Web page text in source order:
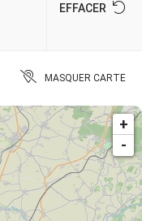
EFFACER
MASQUER CARTE
+
-